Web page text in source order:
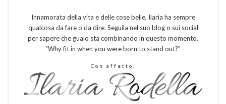
Innamorata della vita e delle cose belle, Ilaria ha sempre
qualcosa da fare o da dire. Seguila nel suo blog o sui social
per sapere che guaio sta combinando in questo momento.
"Why fit in when you were born to stand out?"
Con affetto,